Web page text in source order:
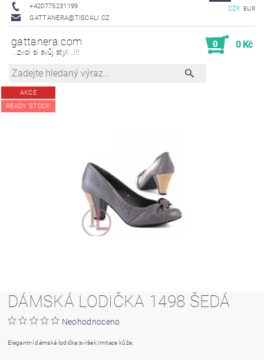
+420775231199
GATTANERA@TISCALI.CZ
CZK EUR
gattanera.com
...zvol si svůj styl...!!!
0 0 Kč
AKCE
READY STOCK
DÁMSKÁ LODIČKA 1498 ŠEDÁ
Neohodnoceno
Elegantní dámská lodička:svršek:imitace kůže,